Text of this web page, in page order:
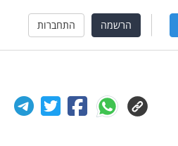
הרשמה התחברות